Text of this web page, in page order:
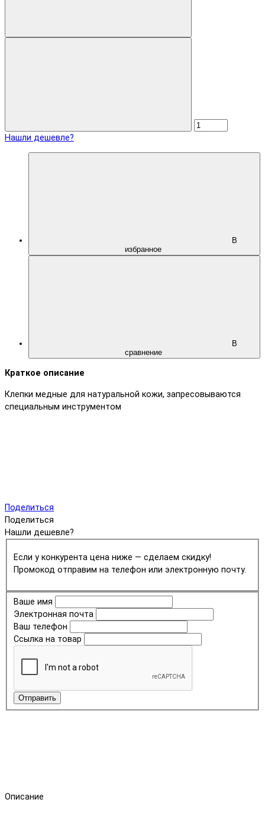
Нашли дешевле?
В
избранное
В
сравнение
Краткое описание
Клепки медные для натуральной кожи, запресовываются
специальным инструментом
Поделиться
Поделиться
Нашли дешевле?
Если у конкурента цена ниже — сделаем скидку!
Промокод отправим на телефон или электронную почту.
Ваше имя
Электронная почта
Ваш телефон
Ссылка на товар
Отправить
Описание